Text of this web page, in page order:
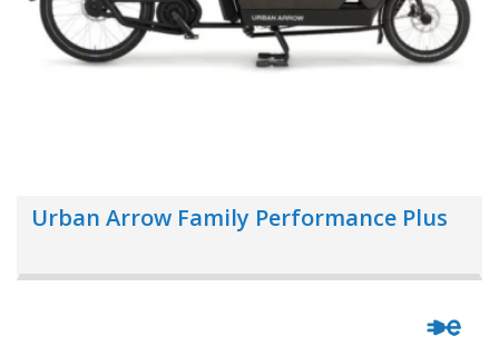
Urban Arrow Family Performance Plus